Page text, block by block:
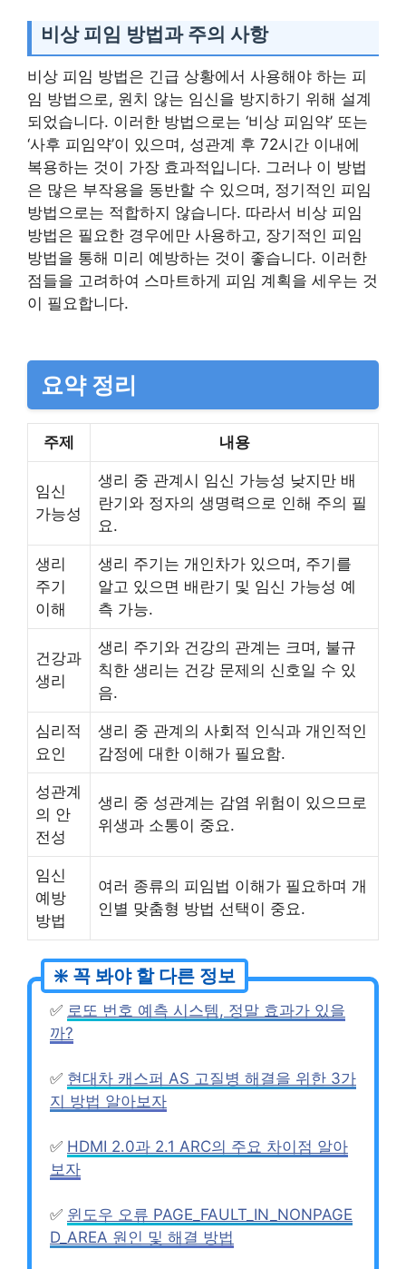
비상 피임 방법과 주의 사항
비상 피임 방법은 긴급 상황에서 사용해야 하는 피
임 방법으로, 원치 않는 임신을 방지하기 위해 설계
되었습니다. 이러한 방법으로는 ‘비상 피임약’ 또는
‘사후 피임약’이 있으며, 성관계 후 72시간 이내에
복용하는 것이 가장 효과적입니다. 그러나 이 방법
은 많은 부작용을 동반할 수 있으며, 정기적인 피임
방법으로는 적합하지 않습니다. 따라서 비상 피임
방법은 필요한 경우에만 사용하고, 장기적인 피임
방법을 통해 미리 예방하는 것이 좋습니다. 이러한
점들을 고려하여 스마트하게 피임 계획을 세우는 것
이 필요합니다.
요약 정리
주제 내용
임신
가능성
생리 중 관계시 임신 가능성 낮지만 배
란기와 정자의 생명력으로 인해 주의 필
요.
생리
주기
이해
생리 주기는 개인차가 있으며, 주기를
알고 있으면 배란기 및 임신 가능성 예
측 가능.
건강과
생리
생리 주기와 건강의 관계는 크며, 불규
칙한 생리는 건강 문제의 신호일 수 있
음.
심리적
요인
생리 중 관계의 사회적 인식과 개인적인
감정에 대한 이해가 필요함.
성관계
의 안
전성
생리 중 성관계는 감염 위험이 있으므로
위생과 소통이 중요.
임신
예방
방법
여러 종류의 피임법 이해가 필요하며 개
인별 맞춤형 방법 선택이 중요.
✅ 로또 번호 예측 시스템, 정말 효과가 있을
까?
✅ 현대차 캐스퍼 AS 고질병 해결을 위한 3가
지 방법 알아보자
✅ HDMI 2.0과 2.1 ARC의 주요 차이점 알아
보자
✅ 윈도우 오류 PAGE_FAULT_IN_NONPAGE
D_AREA 원인 및 해결 방법